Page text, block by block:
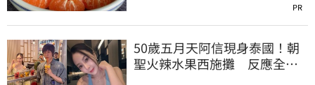
PR
50歲五月天阿信現身泰國！朝
聖火辣水果西施攤 反應全曝